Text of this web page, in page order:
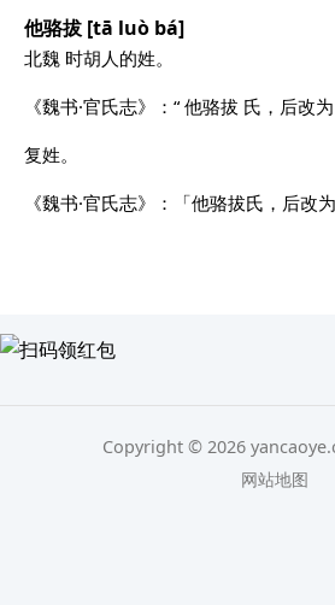
他骆拔 [tā luò bá]
北魏 时胡人的姓。
《魏书·官氏志》：“ 他骆拔 氏，后改
复姓。
《魏书·官氏志》：「他骆拔氏，后改
Copyright © 2026
网站地图